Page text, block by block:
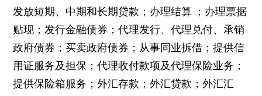
发放短期、中期和长期贷款；办理结算 ；办理票据
贴现；发行金融债券；代理发行、代理兑付、承销
政府债券；买卖政府债券；从事同业拆借；提供信
用证服务及担保；代理收付款项及代理保险业务；
提供保险箱服务；外汇存款；外汇贷款；外汇汇